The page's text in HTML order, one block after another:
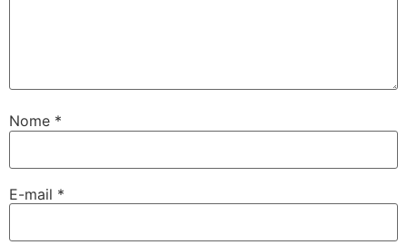
Nome *
E-mail *